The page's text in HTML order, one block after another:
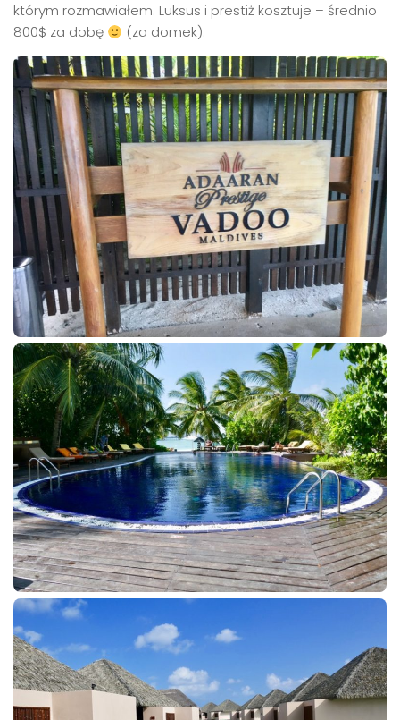
którym rozmawiałem. Luksus i prestiż kosztuje – średnio
800$ za dobę
(za domek).